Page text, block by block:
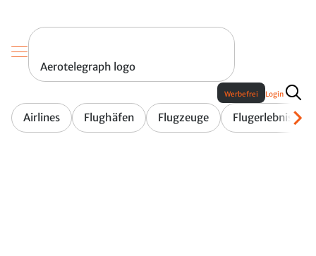
Aerotelegraph logo
Airlines Flughäfen Flugzeuge Flugerlebnis
Werbefrei Login